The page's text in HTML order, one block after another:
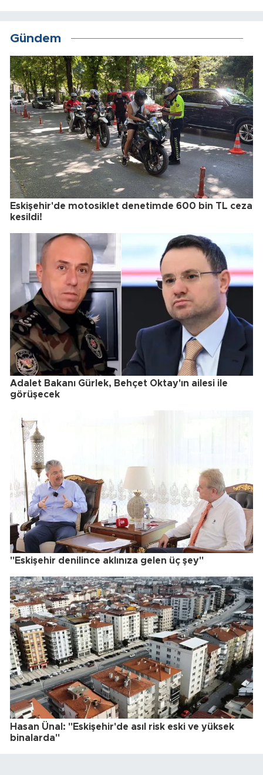
Gündem
Eskişehir'de motosiklet denetimde 600 bin TL ceza
kesildi!
Adalet Bakanı Gürlek, Behçet Oktay'ın ailesi ile
görüşecek
"Eskişehir denilince aklınıza gelen üç şey"
Hasan Ünal: "Eskişehir'de asıl risk eski ve yüksek
binalarda"